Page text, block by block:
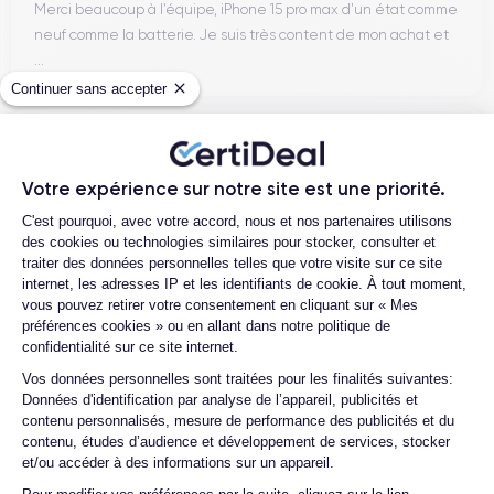
Continuer sans accepter
Votre expérience sur notre site est une priorité.
Plateforme de Gestion du
C'est pourquoi, avec votre accord, nous et nos partenaires utilisons
des cookies ou technologies similaires pour stocker, consulter et
traiter des données personnelles telles que votre visite sur ce site
internet, les adresses IP et les identifiants de cookie. À tout moment,
vous pouvez retirer votre consentement en cliquant sur « Mes
préférences cookies » ou en allant dans notre politique de
confidentialité sur ce site internet.
Vos données personnelles sont traitées pour les finalités suivantes:
Données d'identification par analyse de l’appareil, publicités et
contenu personnalisés, mesure de performance des publicités et du
contenu, études d’audience et développement de services, stocker
et/ou accéder à des informations sur un appareil.
Axeptio consent
Disponible dans plusieurs coloris élégants (Phantom Black,
Les matériaux premium assurent durabilité et confort
Connectivité
Compatible5G,Wi-Fi 6,Bluetooth 5.0etNFC, le Galaxy
S21 Plus est prêt pour une connectivité rapide et stable. Il
prend également en charge leSamsung Pay pour les
paiements sans contact.
Performances et fonctionnalités
Puissance
Propulsé par l’Exynos 2100(gravé en 5 nm) et épaulé par
Merci beaucoup à l’équipe, iPhone 15 pro max d’un état comme
neuf comme la batterie. Je suis très content de mon achat et
Bonne expérience
Ambroise V.
10/07/26
Franchement super content ! J'ai acheté mon iPhone 14 Pro
chez eux et rien à redire, il est nickel. La batterie a été
changée ...